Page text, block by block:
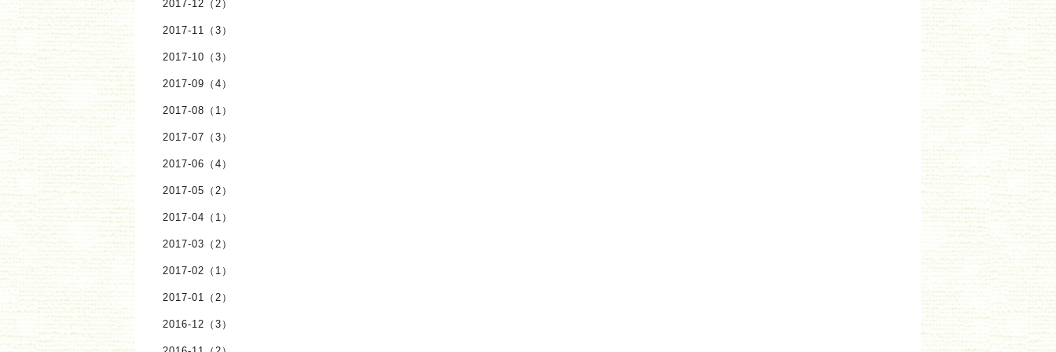
2017-12（2）
2017-11（3）
2017-10（3）
2017-09（4）
2017-08（1）
2017-07（3）
2017-06（4）
2017-05（2）
2017-04（1）
2017-03（2）
2017-02（1）
2017-01（2）
2016-12（3）